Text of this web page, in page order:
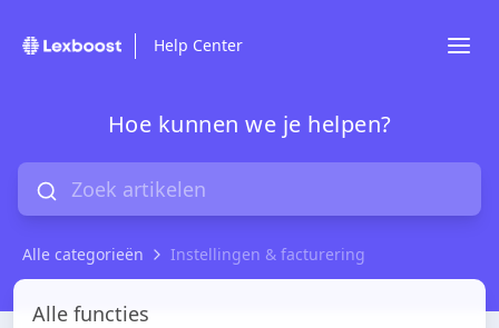
Help Center
Hoe kunnen we je helpen?
Alle categorieën Instellingen & facturering
Instellingen & facturering
Alle functies